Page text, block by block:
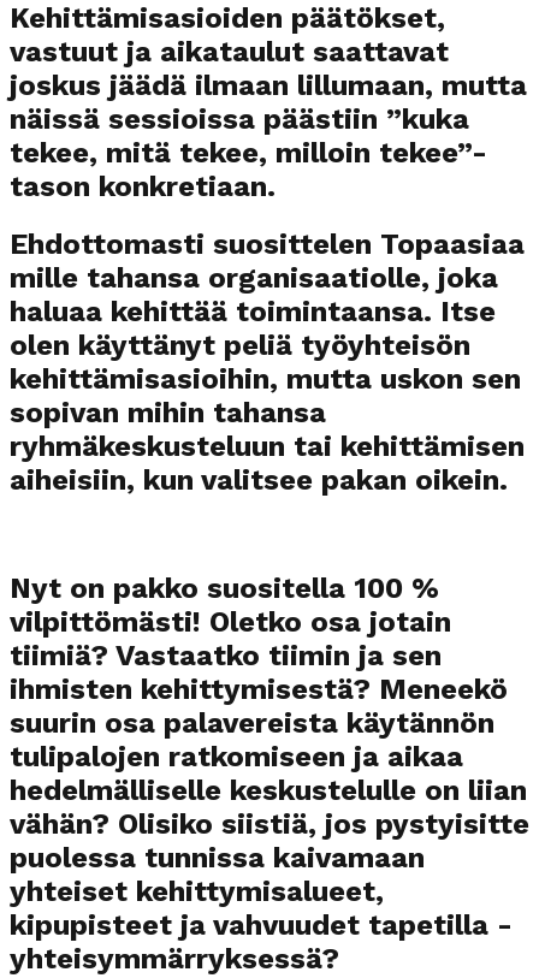
Kehittämisasioiden päätökset,
vastuut ja aikataulut saattavat
joskus jäädä ilmaan lillumaan, mutta
näissä sessioissa päästiin ”kuka
tekee, mitä tekee, milloin tekee”-
tason konkretiaan.
Ehdottomasti suosittelen Topaasiaa
mille tahansa organisaatiolle, joka
haluaa kehittää toimintaansa. Itse
olen käyttänyt peliä työyhteisön
kehittämisasioihin, mutta uskon sen
sopivan mihin tahansa
ryhmäkeskusteluun tai kehittämisen
aiheisiin, kun valitsee pakan oikein.
Nyt on pakko suositella 100 %
vilpittömästi! Oletko osa jotain
tiimiä? Vastaatko tiimin ja sen
ihmisten kehittymisestä? Meneekö
suurin osa palavereista käytännön
tulipalojen ratkomiseen ja aikaa
hedelmälliselle keskustelulle on liian
vähän? Olisiko siistiä, jos pystyisitte
puolessa tunnissa kaivamaan
yhteiset kehittymisalueet,
kipupisteet ja vahvuudet tapetilla -
yhteisymmärryksessä?